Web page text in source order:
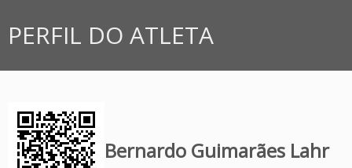
PERFIL DO ATLETA
Bernardo Guimarães Lahr